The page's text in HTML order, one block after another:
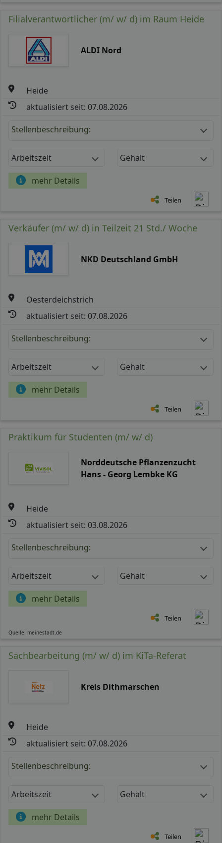
Filialverantwortlicher (m/ w/ d) im Raum Heide
ALDI Nord
Heide
aktualisiert seit: 07.08.2026
Stellenbeschreibung:
Arbeitszeit Gehalt
mehr Details
Teilen
Verkäufer (m/ w/ d) in Teilzeit 21 Std./ Woche
NKD Deutschland GmbH
Oesterdeichstrich
aktualisiert seit: 07.08.2026
Stellenbeschreibung:
Arbeitszeit Gehalt
mehr Details
Teilen
Praktikum für Studenten (m/ w/ d)
Norddeutsche Pflanzenzucht
Hans - Georg Lembke KG
Heide
aktualisiert seit: 03.08.2026
Stellenbeschreibung:
Arbeitszeit Gehalt
mehr Details
Teilen
Quelle: meinestadt.de
Sachbearbeitung (m/ w/ d) im KiTa-Referat
Kreis Dithmarschen
Heide
aktualisiert seit: 07.08.2026
Stellenbeschreibung:
Arbeitszeit Gehalt
mehr Details
Teilen